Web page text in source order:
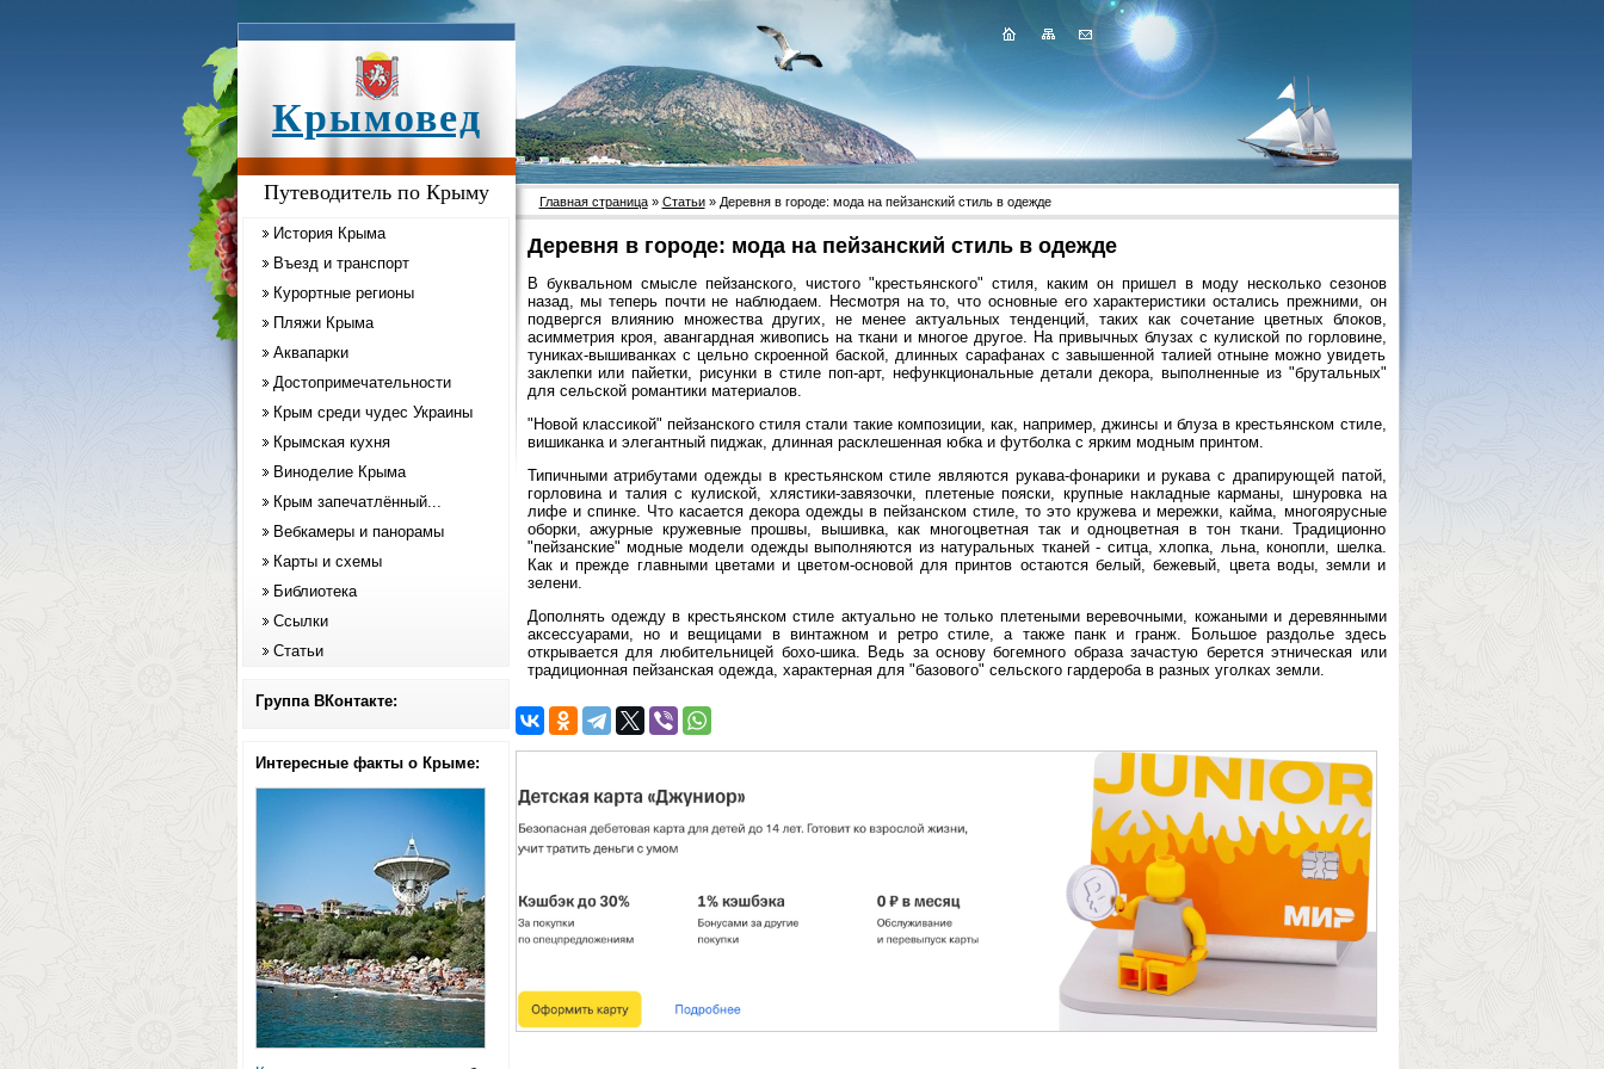
Крымовед
Путеводитель по Крыму
История Крыма
Въезд и транспорт
Курортные регионы
Пляжи Крыма
Аквапарки
Достопримечательности
Крым среди чудес Украины
Крымская кухня
Виноделие Крыма
Крым запечатлённый...
Вебкамеры и панорамы
Карты и схемы
Библиотека
Ссылки
Статьи
Группа ВКонтакте:
Интересные факты о Крыме:
Главная страница» Статьи» Деревня в городе: мода на пейзанский стиль в одежде
Деревня в городе: мода на пейзанский стиль в одежде
В буквальном смысле пейзанского, чистого "крестьянского" стиля, каким он пришел в моду несколько сезонов
назад, мы теперь почти не наблюдаем. Несмотря на то, что основные его характеристики остались прежними, он
подвергся влиянию множества других, не менее актуальных тенденций, таких как сочетание цветных блоков,
асимметрия кроя, авангардная живопись на ткани и многое другое. На привычных блузах с кулиской по горловине,
туниках-вышиванках с цельно скроенной баской, длинных сарафанах с завышенной талией отныне можно увидеть
заклепки или пайетки, рисунки в стиле поп-арт, нефункциональные детали декора, выполненные из "брутальных"
для сельской романтики материалов.
"Новой классикой" пейзанского стиля стали такие композиции, как, например, джинсы и блуза в крестьянском стиле,
вишиканка и элегантный пиджак, длинная расклешенная юбка и футболка с ярким модным принтом.
Типичными атрибутами одежды в крестьянском стиле являются рукава-фонарики и рукава с драпирующей патой,
горловина и талия с кулиской, хлястики-завязочки, плетеные пояски, крупные накладные карманы, шнуровка на
лифе и спинке. Что касается декора одежды в пейзанском стиле, то это кружева и мережки, кайма, многоярусные
оборки, ажурные кружевные прошвы, вышивка, как многоцветная так и одноцветная в тон ткани. Традиционно
"пейзанские" модные модели одежды выполняются из натуральных тканей - ситца, хлопка, льна, конопли, шелка.
Как и прежде главными цветами и цветом-основой для принтов остаются белый, бежевый, цвета воды, земли и
зелени.
Дополнять одежду в крестьянском стиле актуально не только плетеными веревочными, кожаными и деревянными
аксессуарами, но и вещицами в винтажном и ретро стиле, а также панк и гранж. Большое раздолье здесь
открывается для любительницей бохо-шика. Ведь за основу богемного образа зачастую берется этническая или
традиционная пейзанская одежда, характерная для "базового" сельского гардероба в разных уголках земли.